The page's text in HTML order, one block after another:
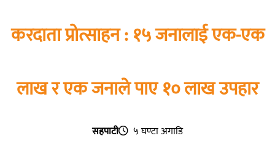
करदाता प्रोत्साहन : १५ जनालाई एक-एक
लाख र एक जनाले पाए १० लाख उपहार
सहपाटी ५ घण्टा अगाडि